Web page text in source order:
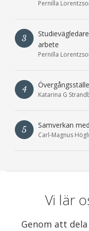
Pernilla
3
arbete
Pernilla
4
Katarina G
5 Samverkan
Carl-Magnus
Vi lär
Genom att